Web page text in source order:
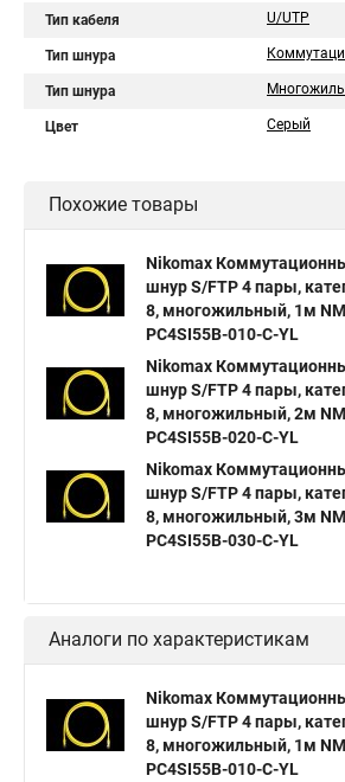
Тип кабеля U/UTP
Тип шнура
Тип шнура
Цвет Серый
Похожие товары
Nikomax
шнур S/FTP 4 пары,
8, многожильный, 1м
PC4SI55B-010-C-YL
Nikomax
шнур S/FTP 4 пары,
8, многожильный, 2м
PC4SI55B-020-C-YL
Nikomax
шнур S/FTP 4 пары,
8, многожильный, 3м
PC4SI55B-030-C-YL
Аналоги по характеристикам
Nikomax
шнур S/FTP 4 пары,
8, многожильный, 1м
PC4SI55B-010-C-YL